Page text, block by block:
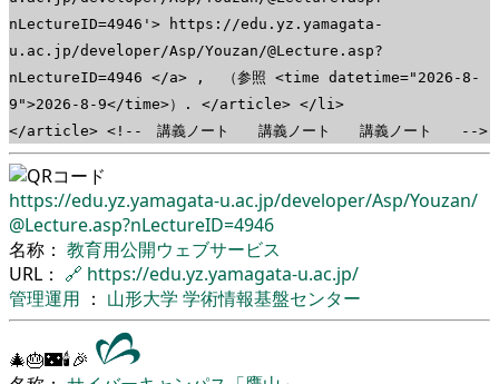
nLectureID=4946'> https://edu.yz.yamagata-
u.ac.jp/developer/Asp/Youzan/@Lecture.asp?
nLectureID=4946 </a> , （参照 <time datetime="2026-8-
9">2026-8-9</time>）. </article> </li>
</article> <!-- 講義ノート 講義ノート 講義ノート -->
https://edu.yz.yamagata-u.ac.jp/developer/Asp/Youzan/
@Lecture.asp?nLectureID=4946
名称： 教育用公開ウェブサービス
URL： 🔗 https://edu.yz.yamagata-u.ac.jp/
管理運用 ： 山形大学 学術情報基盤センター
🎄🎂🌃🕯🎉